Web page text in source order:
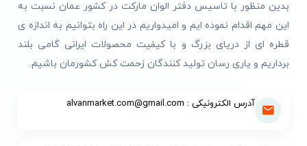
بدین منظور با تاسیس دفتر الوان مارکت در کشور عمان نسبت به
این مهم اقدام نموده ایم و امیدواریم در این راه بتوانیم به اندازه ی
قطره ای از دریای بزرگ و با کیفیت محصولات ایرانی گامی بلند
برداریم و یاری رسان تولید کنندگان زحمت کش کشورمان باشیم.
آدرس الکترونیکی : alvanmarket.com@gmail.com